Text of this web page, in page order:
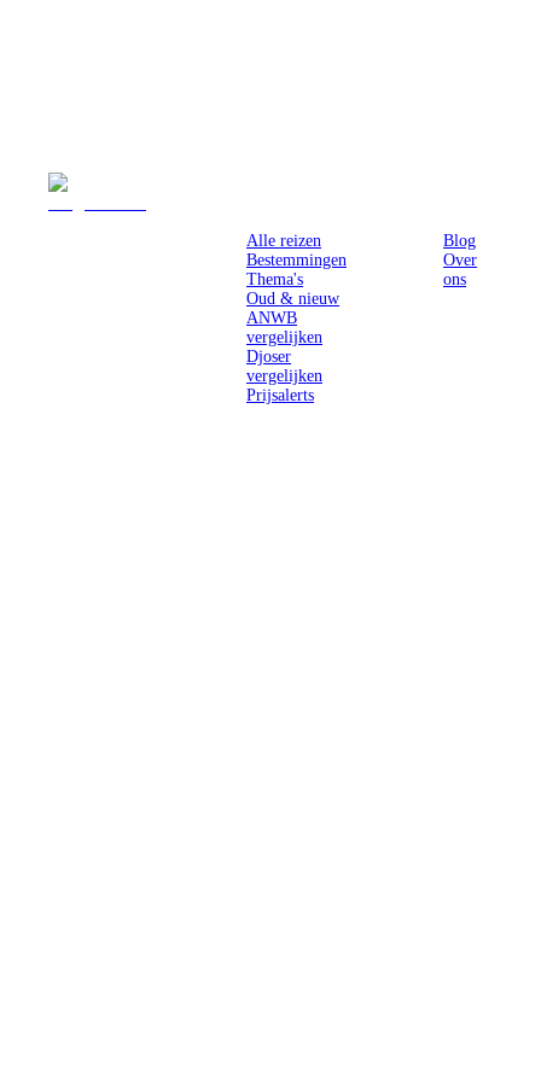
Alle reizen
Bestemmingen
Thema's
Oud & nieuw
ANWB
vergelijken
Djoser
vergelijken
Prijsalerts
Blog
Over
ons